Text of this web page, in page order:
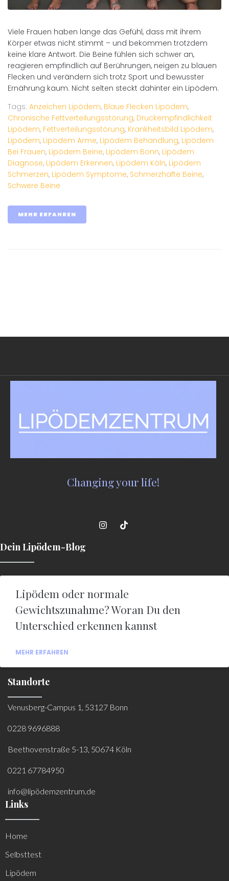
Viele Frauen haben lange das Gefühl, dass mit ihrem
Körper etwas nicht stimmt – und bekommen trotzdem
keine klare Antwort. Die Beine fühlen sich schwer an,
reagieren empfindlich auf Berührungen, neigen zu blauen
Flecken und verändern sich trotz Sport und bewusster
Ernährung kaum. Nicht selten steckt dahinter ein Lipödem.
Tags: Anzeichen Lipödem, Blaue Flecken Lipödem,
Chronische Fettverteilungsstörung, Druckempfindlichkeit
Lipödem, Fettverteilungsstörung, Krankheitsbild Lipödem,
Lipödem, Lipödem Arme, Lipödem Behandlung, Lipödem
Bei Frauen, Lipödem Beine, Lipödem Bonn, Lipödem
Diagnose, Lipödem Erkennen, Lipödem Köln, Lipödem
Schmerzen, Lipödem Symptome, Schmerzhafte Beine,
Schwere Beine
MEHR ERFAHREN
Changing your life!
Dein Lipödem-Blog
Lipödem oder normale
Gewichtszunahme? Woran Du den
Unterschied erkennen kannst
MEHR ERFAHREN
Standorte
Venusberg-Campus 1, 53127 Bonn
0228 9696888
Beethovenstraße 5-13, 50674 Köln
0221 67784950
info@lipödemzentrum.de
Links
Home
Selbsttest
Lipödem